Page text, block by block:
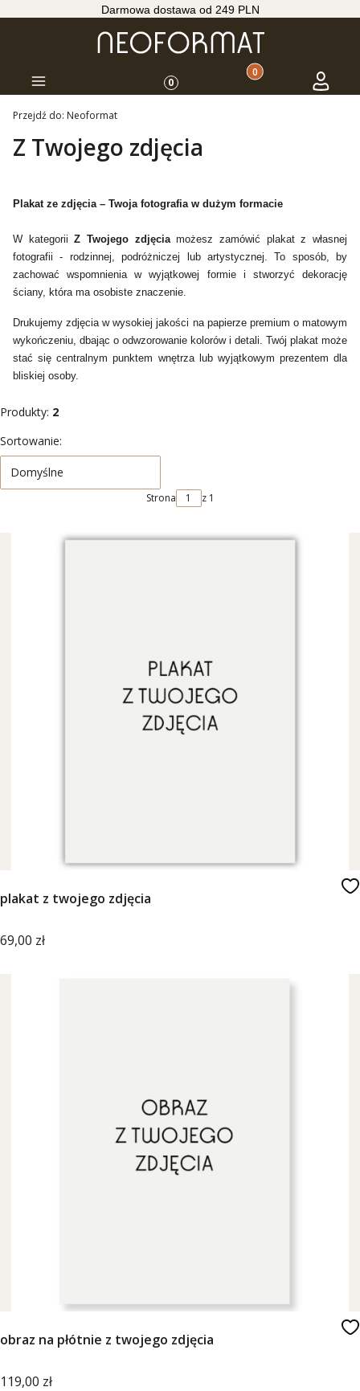
Darmowa dostawa od 249 PLN
Menu 0 Produkty w koszyku:
Koszyk Zaloguj
Przejdź do: Neoformat
Z Twojego zdjęcia
Plakat ze zdjęcia – Twoja fotografia w dużym formacie
W kategoriiZ Twojego zdjęciamożesz zamówić plakat z własnej
fotografii - rodzinnej, podróżniczej lub artystycznej. To sposób, by
zachować wspomnienia w wyjątkowej formie i stworzyć dekorację
ściany, która ma osobiste znaczenie.
Drukujemy zdjęcia w wysokiej jakości na papierze premium o matowym
wykończeniu, dbając o odwzorowanie kolorów i detali. Twój plakat może
stać się centralnym punktem wnętrza lub wyjątkowym prezentem dla
bliskiej osoby.
Produkty: 2
Lista produktów
Sortowanie:
Domyślne
Strona z 1
plakat z twojego zdjęcia
Cena
69,00 zł
obraz na płótnie z twojego zdjęcia
Cena
119,00 zł